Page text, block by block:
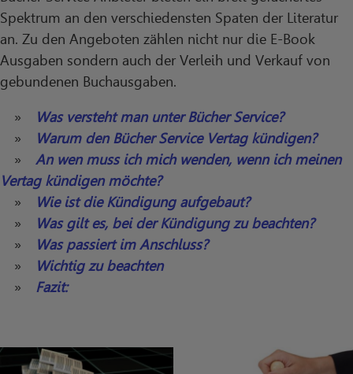
Spektrum an den verschiedensten Spaten der Literatur
an. Zu den Angeboten zählen nicht nur die E-Book
Ausgaben sondern auch der Verleih und Verkauf von
gebundenen Buchausgaben.
Was versteht man unter Bücher Service?
Warum den Bücher Service Vertag kündigen?
An wen muss ich mich wenden, wenn ich meinen
Vertag kündigen möchte?
Wie ist die Kündigung aufgebaut?
Was gilt es, bei der Kündigung zu beachten?
Was passiert im Anschluss?
Wichtig zu beachten
Fazit: